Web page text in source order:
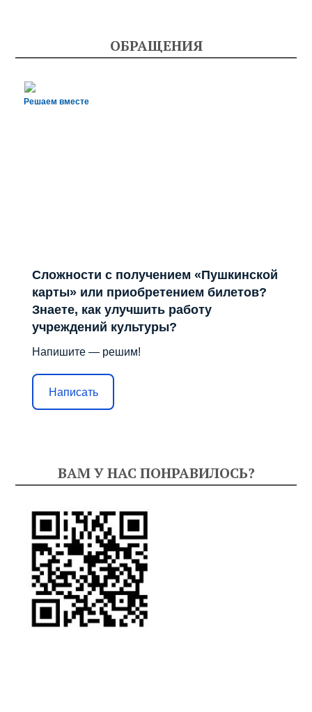
ОБРАЩЕНИЯ
Решаем вместе
Сложности с получением «Пушкинской
карты» или приобретением билетов?
Знаете, как улучшить работу
учреждений культуры?
Напишите — решим!
Написать
ВАМ У НАС ПОНРАВИЛОСЬ?